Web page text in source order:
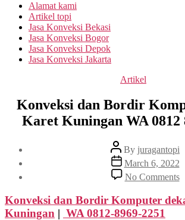
Alamat kami
Artikel topi
Jasa Konveksi Bekasi
Jasa Konveksi Bogor
Jasa Konveksi Depok
Jasa Konveksi Jakarta
Categories
Artikel
Konveksi dan Bordir
Karet Kuningan WA 0812
Post
author
By juragantopi
Post
date
March 6, 2022
No Commentson
Konveksi dan Bordir Komputer
Kuningan | WA 0812-8969-2251